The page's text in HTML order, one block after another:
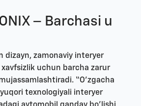
– Barchasi u
dizayn, zamonaviy interyer
xavfsizlik uchun barcha zarur
“O’zgacha
texnologiyali interyer